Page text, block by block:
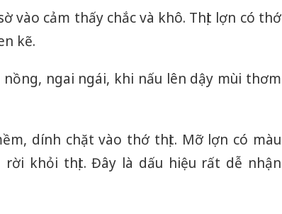
vào cảm thấy chắc và khô. Thịt lợn có thớ
kẽ.
ngai ngái, khi nấu lên dậy mùi thơm
dính chặt vào thớ thịt. Mỡ lợn có màu
khỏi thịt. Đây là dấu hiệu rất dễ nhận